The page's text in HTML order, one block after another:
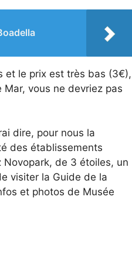
et le prix est très bas (3€),
vous ne devriez pas
dire, pour nous la
des établissements
de 3 étoiles, un
visiter la Guide de la
et photos de Musée